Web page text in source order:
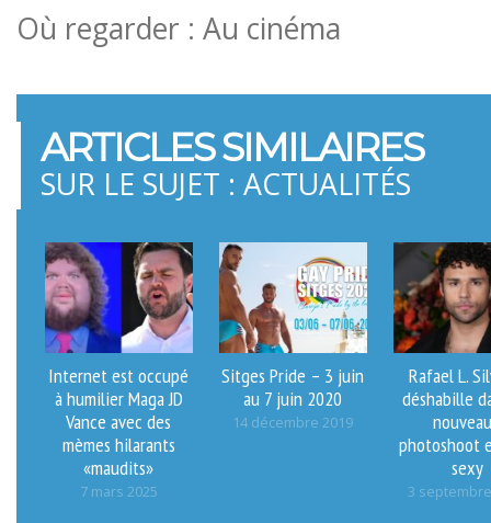
Où regarder : Au cinéma
ARTICLES SIMILAIRES
SUR LE SUJET : ACTUALITÉS
Internet est occupé
à humilier Maga JD
Vance avec des
mèmes hilarants
«maudits»
7 mars 2025
Sitges Pride – 3 juin
au 7 juin 2020
14 décembre 2019
Rafael L.
déshabille
photoshoot
sexy
3